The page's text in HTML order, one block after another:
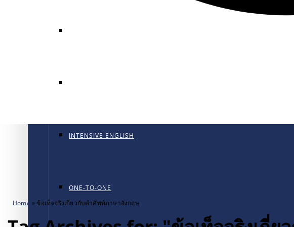
INTENSIVE ENGLISH
ONE-TO-ONE
Home »ข้อเท็จจริงเกี่ยวกับคำศัพท์ภาษาอังกฤษ